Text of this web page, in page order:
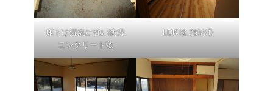
床下は湿気に強い防湿
コンクリート敷
LDK12.75帖①